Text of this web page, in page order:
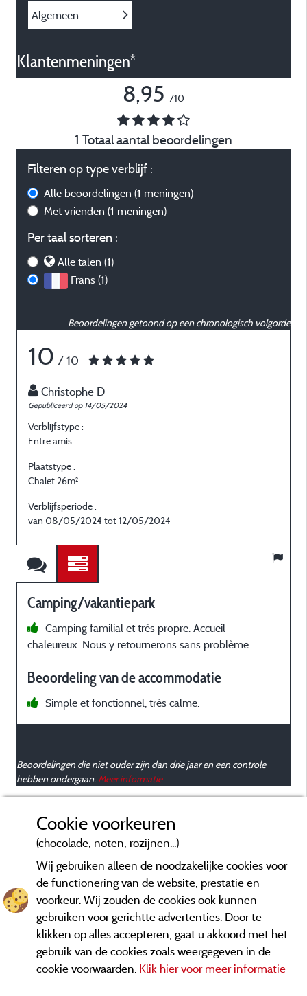
Algemeen
Klantenmeningen*
8,95 /10
1 Totaal aantal beoordelingen
Filteren op type verblijf :
Alle beoordelingen (1 meningen)
Met vrienden (1 meningen)
Per taal sorteren :
Alle talen (1)
Frans (1)
Beoordelingen getoond op een chronologisch volgorde
10 / 10
Christophe D
Gepubliceerd op 14/05/2024
Verblijfstype :
Entre amis
Plaatstype :
Chalet 26m²
Verblijfsperiode :
van 08/05/2024 tot 12/05/2024
Camping/vakantiepark
Camping familial et très propre. Accueil
chaleureux. Nous y retournerons sans problème.
Beoordeling van de accommodatie
Simple et fonctionnel, très calme.
Beoordelingen die niet ouder zijn dan drie jaar en een controle
hebben ondergaan. Meer informatie
Cookie voorkeuren
(chocolade, noten, rozijnen...)
Wij gebruiken alleen de noodzakelijke cookies voor
de functionering van de website, prestatie en
voorkeur. Wij zouden de cookies ook kunnen
gebruiken voor gerichtte advertenties. Door te
klikken op alles accepteren, gaat u akkoord met het
gebruik van de cookies zoals weergegeven in de
cookie voorwaarden. Klik hier voor meer informatie